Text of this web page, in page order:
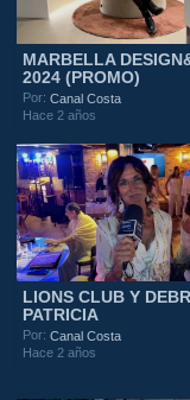
MARBELLA
2024 (PROMO)
Por:Canal Costa
Hace 2 años
LIONS CLUB Y
PATRICIA
Por:Canal Costa
Hace 2 años